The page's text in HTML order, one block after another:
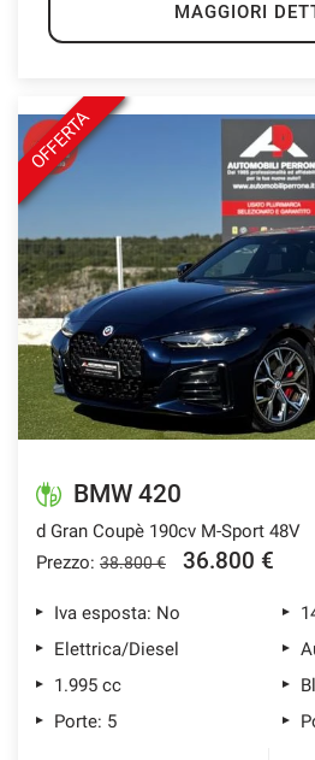
MAGGIORI
OFFERTA
BMW 420
d Gran Coupè 190cv M-Sport 48V
Prezzo: 38.800 € 36.800 €
Iva esposta: No
Elettrica/Diesel
1.995 cc
Porte: 5
Cookie di marketing
Leggi
la
cookie
policy
impostazioni